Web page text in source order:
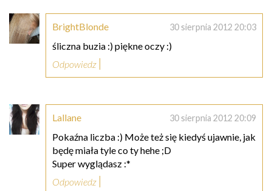
BrightBlonde 30 sierpnia 2012 20:03
śliczna buzia :) piękne oczy :)
Odpowiedz
Lallane 30 sierpnia 2012 20:09
Pokaźna liczba :) Może też się kiedyś ujawnie, jak
będę miała tyle co ty hehe ;D
Super wyglądasz :*
Odpowiedz